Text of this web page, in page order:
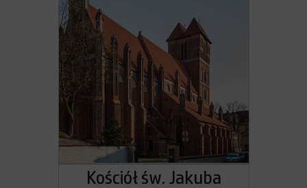
Kościół św. Jakuba